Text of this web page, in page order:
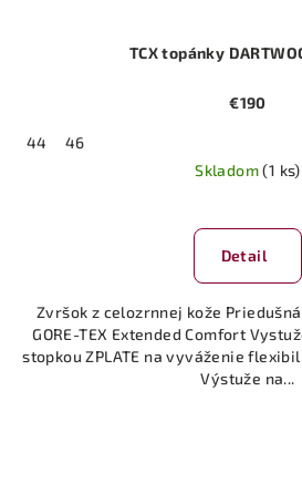
€190
44
46
Skladom(1 ks)
Detail
Zvršok z celozrnnej kože
GORE-TEX Extended Comfort
stopkou ZPLATE na vyváženie
Výstuže na...